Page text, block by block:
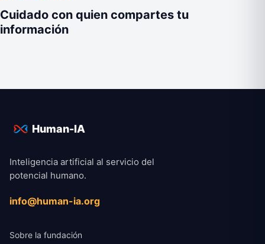
Cuidado con quien compartes tu
información
Human-IA
Inteligencia artificial al servicio del
potencial humano.
info@human-ia.org
Sobre la fundación